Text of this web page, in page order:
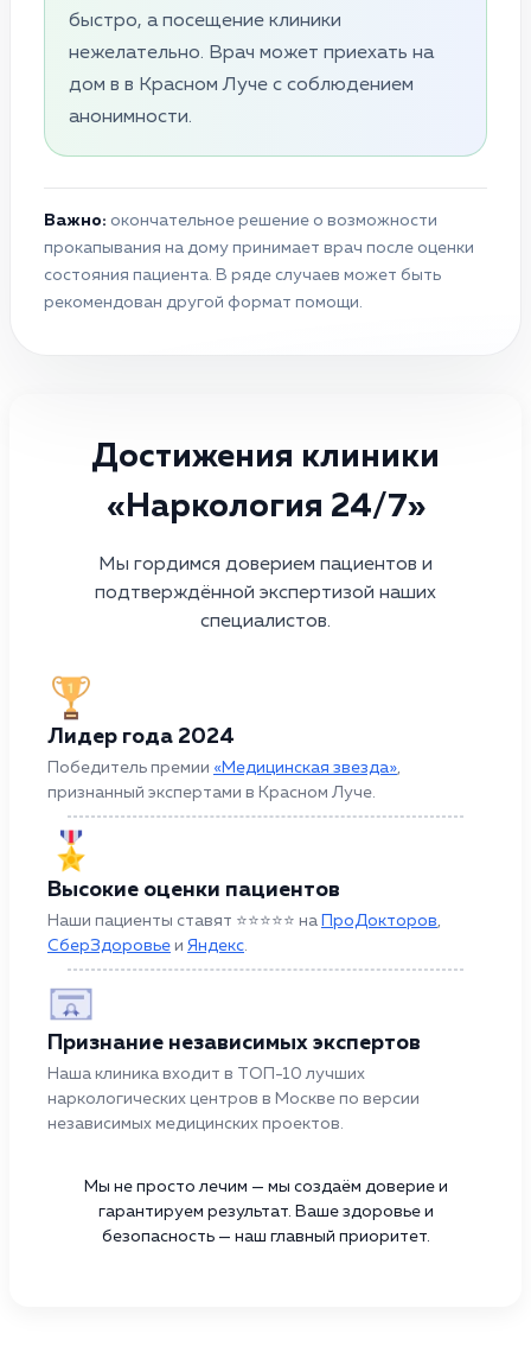
быстро, а посещение клиники
нежелательно. Врач может приехать на
дом в в Красном Луче с соблюдением
анонимности.
Важно: окончательное решение о возможности
прокапывания на дому принимает врач после оценки
состояния пациента. В ряде случаев может быть
рекомендован другой формат помощи.
Достижения клиники
«Наркология 24/7»
Мы гордимся доверием пациентов и
подтверждённой экспертизой наших
специалистов.
Лидер года 2024
Победитель премии «Медицинская звезда»,
признанный экспертами в Красном Луче.
Высокие оценки пациентов
Наши пациенты ставят ⭐⭐⭐⭐⭐ на ПроДокторов,
СберЗдоровье и Яндекс.
Признание независимых экспертов
Наша клиника входит в ТОП-10 лучших
наркологических центров в Москве по версии
независимых медицинских проектов.
Мы не просто лечим — мы создаём доверие и
гарантируем результат. Ваше здоровье и
безопасность — наш главный приоритет.